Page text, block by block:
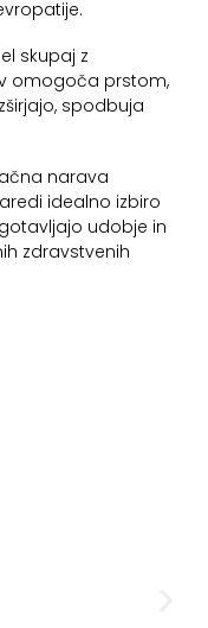
skupaj z
omogoča prstom,
spodbuja
narava
idealno izbiro
udobje in
zdravstvenih